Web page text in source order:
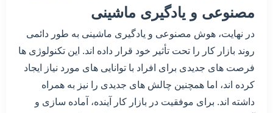
مصنوعی و یادگیری ماشینی
در نهایت، هوش مصنوعی و یادگیری ماشینی به طور دائمی
روند بازار کار را تحت تأثیر خود قرار داده اند. این تکنولوژی ها
فرصت های جدیدی برای افراد با توانایی های مورد نیاز ایجاد
کرده اند، اما همچنین چالش های جدیدی را نیز به همراه
داشته اند. برای موفقیت در بازار کار آینده، آماده سازی و